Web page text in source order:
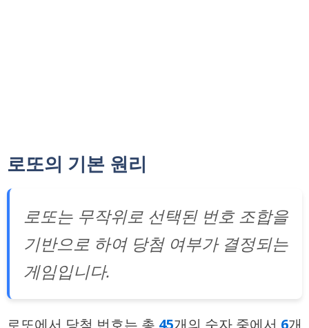
로또의 기본 원리
로또는 무작위로 선택된 번호 조합을
기반으로 하여 당첨 여부가 결정되는
게임입니다.
로또에서 당첨 번호는 총 45개의 숫자 중에서 6개